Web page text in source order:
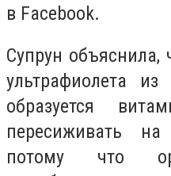
в Facebook.
Супрун объяснила,
ультрафиолета
образуется
пересиживать
потому что